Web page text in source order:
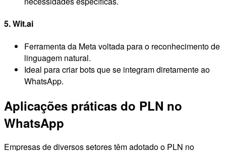
5. Wit.ai
Ferramenta da Meta voltada para o reconhecimento de
linguagem natural.
Ideal para criar bots que se integram diretamente ao
WhatsApp.
Aplicações práticas do PLN no
WhatsApp
Empresas de diversos setores têm adotado o PLN no